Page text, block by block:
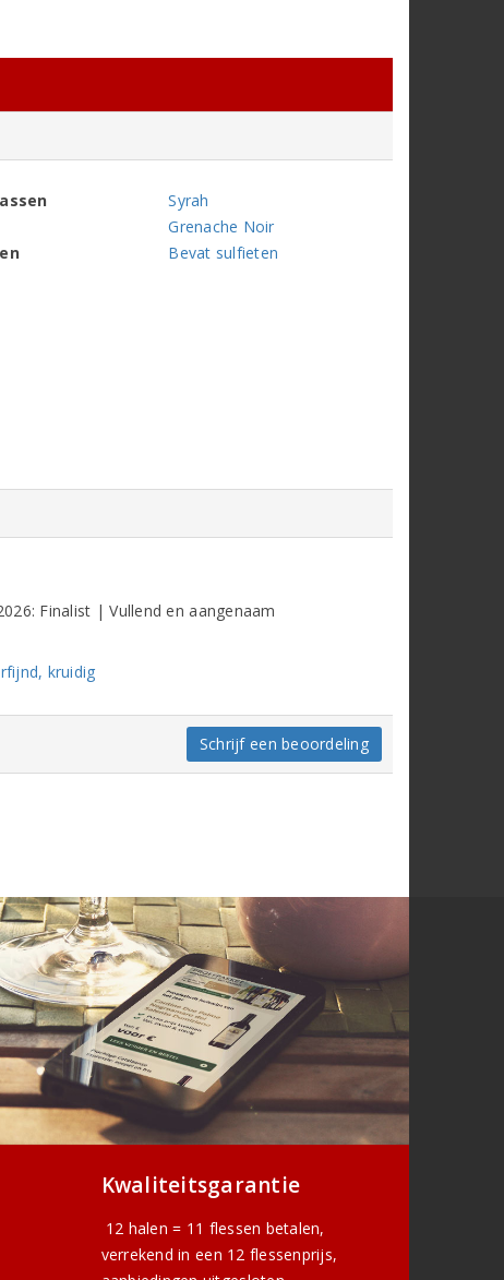
Syrah
Grenache Noir
Bevat sulfieten
Finalist | Vullend en aangenaam
kruidig
Schrijf een beoordeling
Kwaliteitsgarantie
12 halen = 11 flessen betalen,
verrekend in een 12 flessenprijs,